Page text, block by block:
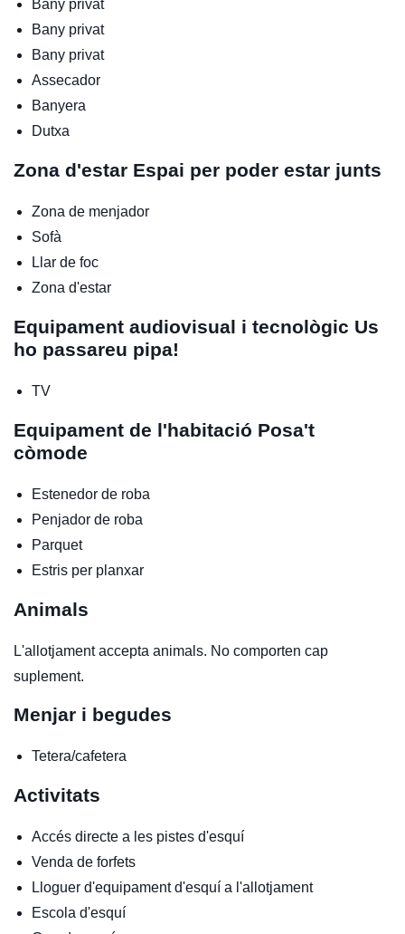
Bany privat
Bany privat
Bany privat
Assecador
Banyera
Dutxa
Zona d'estar Espai per poder estar junts
Zona de menjador
Sofà
Llar de foc
Zona d'estar
Equipament audiovisual i tecnològic Us
ho passareu pipa!
TV
Equipament de l'habitació Posa't
còmode
Estenedor de roba
Penjador de roba
Parquet
Estris per planxar
Animals
L'allotjament accepta animals. No comporten cap
suplement.
Menjar i begudes
Tetera/cafetera
Activitats
Accés directe a les pistes d'esquí
Venda de forfets
Lloguer d'equipament d'esquí a l'allotjament
Escola d'esquí